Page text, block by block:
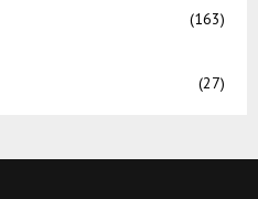
(163)
(27)